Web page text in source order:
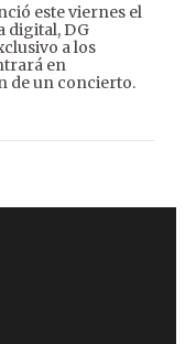
este viernes el
digital, DG
a los
en
de un concierto.